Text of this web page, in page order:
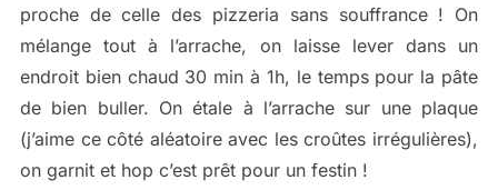
proche de celle des pizzeria sans souffrance ! On
mélange tout à l’arrache, on laisse lever dans un
endroit bien chaud 30 min à 1h, le temps pour la pâte
de bien buller. On étale à l’arrache sur une plaque
(j’aime ce côté aléatoire avec les croûtes irrégulières),
on garnit et hop c’est prêt pour un festin !